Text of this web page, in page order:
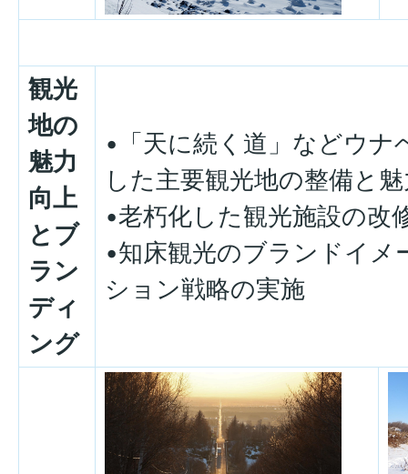
観光
地の
魅力
向上
とブ
ラン
ディ
ング
•「天に続く道」などウ
した主要観光地の整備と
•老朽化した観光施設の改
•知床観光のブランドイ
ション戦略の実施